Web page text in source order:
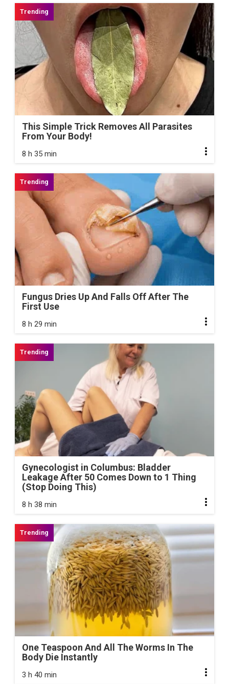
This Simple Trick Removes All Parasites
From Your Body!
8 h 35 min
Fungus Dries Up And Falls Off After The
First Use
8 h 29 min
Gynecologist in Columbus: Bladder
Leakage After 50 Comes Down to 1 Thing
(Stop Doing This)
8 h 38 min
One Teaspoon And All The Worms In The
Body Die Instantly
3 h 40 min